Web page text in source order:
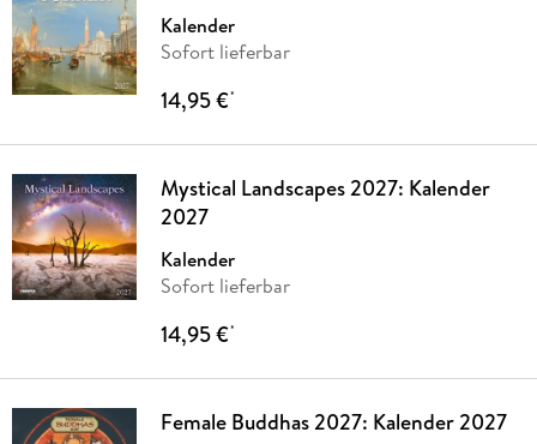
Kalender
Sofort lieferbar
14,95 €*
Mystical Landscapes 2027: Kalender
2027
Kalender
Sofort lieferbar
14,95 €*
Female Buddhas 2027: Kalender 2027